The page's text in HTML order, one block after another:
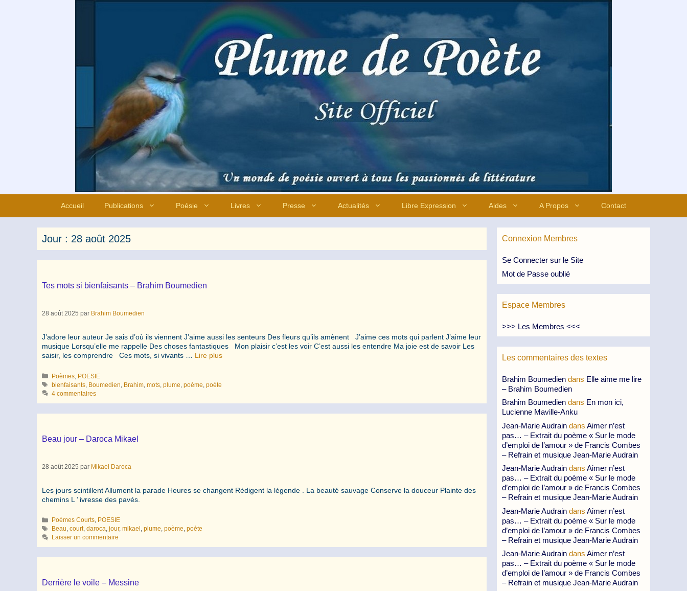
Accueil Publications Poésie Livres Presse Actualités Libre Expression Aides A Propos Contact
Jour : 28 août 2025
Tes mots si bienfaisants – Brahim Boumedien
28 août 2025 par Brahim Boumedien
J’adore leur auteur Je sais d’où ils viennent J’aime aussi les senteurs Des fleurs qu’ils amènent J’aime ces mots qui parlent J’aime leur
musique Lorsqu’elle me rappelle Des choses fantastiques Mon plaisir c’est les voir C’est aussi les entendre Ma joie est de savoir Les
saisir, les comprendre Ces mots, si vivants … Lire plus
Catégories
Poèmes POESIE
Étiquettes
bienfaisants Boumedien Brahim ,mots ,plume ,poème ,poète
4 commentaires
Beau jour – Daroca Mikael
28 août 2025 par Mikael Daroca
Les jours scintillent Allument la parade Heures se changent Rédigent la légende . La beauté sauvage Conserve la douceur Plainte des
chemins L ’ ivresse des pavés.
Catégories
Poèmes Courts, POESIE
Étiquettes
Beau,court,daroca,jour,mikael ,plume,poème,poète
Laisser un commentaire
Derrière le voile – Messine
Connexion Membres
Se Connecter sur le Site
Mot de Passe oublié
Espace Membres
>>> Les Membres <<<
Les commentaires des textes
Brahim Boumedien dans Elle aime me lire
– Brahim Boumedien
Brahim Boumedien dans En mon ici,
Lucienne Maville-Anku
Jean-Marie Audrain dans Aimer n’est
pas… – Extrait du poème « Sur le mode
d’emploi de l’amour » de Francis Combes
– Refrain et musique Jean-Marie Audrain
Jean-Marie Audrain dans Aimer n’est
pas… – Extrait du poème « Sur le mode
d’emploi de l’amour » de Francis Combes
– Refrain et musique Jean-Marie Audrain
Jean-Marie Audrain dans Aimer n’est
pas… – Extrait du poème « Sur le mode
d’emploi de l’amour » de Francis Combes
– Refrain et musique Jean-Marie Audrain
Jean-Marie Audrain dans Aimer n’est
pas… – Extrait du poème « Sur le mode
d’emploi de l’amour » de Francis Combes
– Refrain et musique Jean-Marie Audrain